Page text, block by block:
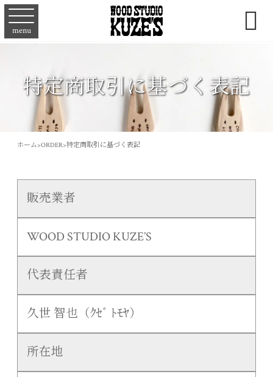
menu 
特定商取引に基づく表記
ホーム>ORDER>特定商取引に基づく表記
販売業者
WOOD STUDIO KUZE’S
代表責任者
久世 智也（ｸｾﾞ ﾄﾓﾔ）
所在地